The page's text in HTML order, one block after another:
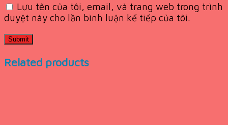
Lưu tên của tôi, email, và trang web trong trình
duyệt này cho lần bình luận kế tiếp của tôi.
Related products